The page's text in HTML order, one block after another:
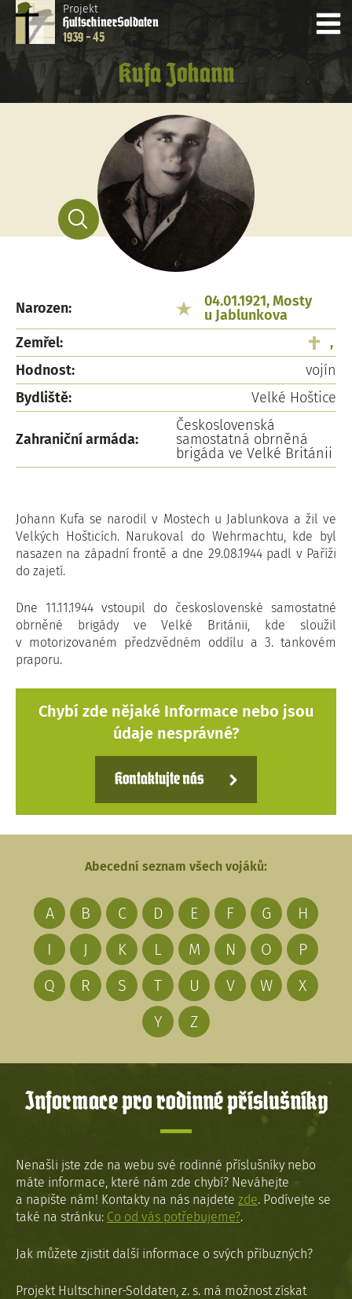
Projekt
HultschinerSoldaten
1939 - 45
Kufa Johann
Narozen:
04.01.1921, Mosty
u Jablunkova
Zemřel:
,
Hodnost:
vojín
Bydliště:
Velké Hoštice
Zahraniční armáda:
Československá
samostatná obrněná
brigáda ve Velké Británii
Johann Kufa se narodil v Mostech u Jablunkova a žil ve
Velkých Hošticích. Narukoval do Wehrmachtu, kde byl
nasazen na západní frontě a dne 29.08.1944 padl v Paříži
do zajetí.
Dne 11.11.1944 vstoupil do československé samostatné
obrněné brigády ve Velké Británii, kde sloužil
v motorizovaném předzvědném oddílu a 3. tankovém
praporu.
Chybí zde nějaké Informace nebo jsou
údaje nesprávné?
Kontaktujte nás
Abecední seznam všech vojáků:
A B C D E F G
H
I
J K L M N O
P
Q
R S T U V W
X
Y
Z
Informace pro rodinné příslušníky
Nenašli jste zde na webu své rodinné příslušníky nebo
máte informace, které nám zde chybí? Neváhejte
a napište nám! Kontakty na nás najdete zde. Podívejte se
také na stránku: Co od vás potřebujeme?.
Jak můžete zjistit další informace o svých příbuzných?
Projekt Hultschiner-Soldaten, z. s. má možnost získat